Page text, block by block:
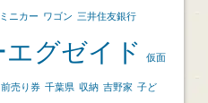
ミニカー ワゴン 三井住友銀行
グゼイド 仮面
前売り券 千葉県 収納 吉野家 子ど